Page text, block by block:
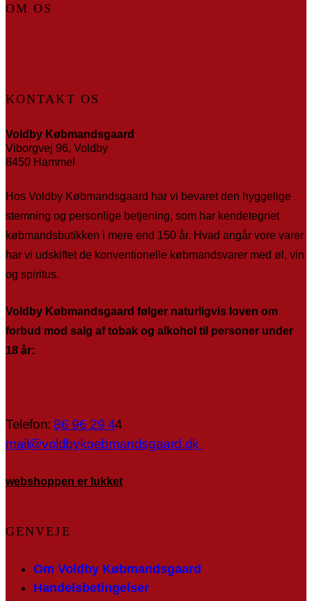
OM OS
KONTAKT OS
Voldby Købmandsgaard
Viborgvej 96, Voldby
8450 Hammel
Hos Voldby Købmandsgaard har vi bevaret den hyggelige
stemning og personlige betjening, som har kendetegnet
købmandsbutikken i mere end 150 år. Hvad angår vore varer
har vi udskiftet de konventionelle købmandsvarer med øl, vin
og spiritus.
Voldby Købmandsgaard følger naturligvis loven om
forbud mod salg af tobak og alkohol til personer under
18 år:
Telefon:86 96 29 44
mail@voldbykoebmandsgaard.dk
webshoppen er lukket
GENVEJE
Om Voldby Købmandsgaard
Handelsbetingelser